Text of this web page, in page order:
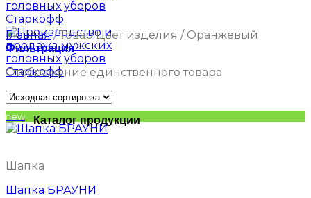
Каталог продукции
Главная /Товар Цвет изделия / Оранжевый
Фильтрация
Отображение единственного товара
new
Шапка
Шапка БРАУНИ